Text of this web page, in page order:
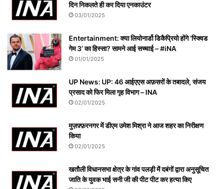
दिन निकलते ही कर दिया एनकाउंटर
03/01/2025
Entertainment: क्या लियोनार्डो डिकैप्रियो होंगे ‘स्क्विड
गेम 3’ का हिस्सा? सामने आई सच्चाई – #iNA
01/01/2025
UP News: UP: 46 आईएएस अफ़सरों के तबादले, संजय
प्रसाद को फिर मिला गृह विभाग – INA
02/01/2025
मुज़फ़्फ़रनगर में डीएम उमेश मिश्रा ने आज शहर का निरीक्षण
किया
02/01/2025
खतौली विधानसभा क्षेत्र के गांव पलड़ी में दबंगों द्वारा अनुसूचित
जाति के युवक भाई सनी जी की पीट पीट कर हत्या किए